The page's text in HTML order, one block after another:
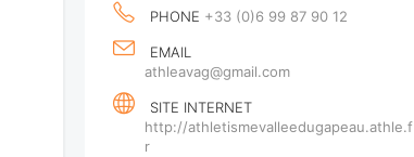
PHONE +33 (0)6 99 87 90 12
EMAIL
athleavag@gmail.com
SITE INTERNET
http://athletismevalleedugapeau.athle.f
r